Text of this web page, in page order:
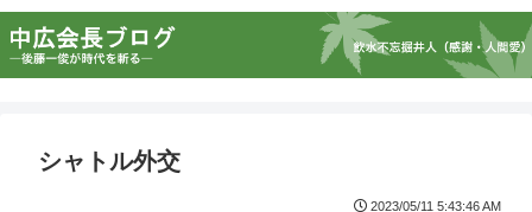
シャトル外交
2023/05/11 5:43:46 AM